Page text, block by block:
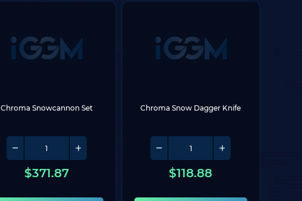
Chroma Snowcannon Set
$371.87
Chroma Snow Dagger Knife
$118.88